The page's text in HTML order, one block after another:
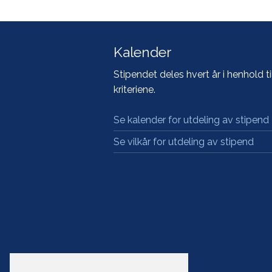
Kalender
Stipendet deles hvert år i henhold
kriteriene.
Se kalender for utdeling av stipend
Se vilkår for utdeling av stipend